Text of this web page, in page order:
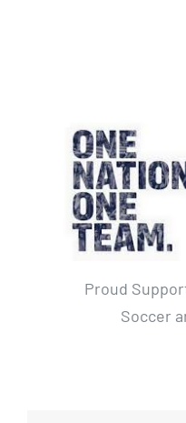
Proud
Soccer